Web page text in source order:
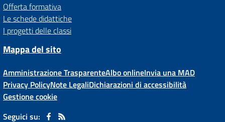
Offerta formativa
Le schede didattiche
I progetti delle classi
Mappa del sito
Amministrazione TrasparenteAlbo onlineInvia una MAD
Privacy PolicyNote LegaliDichiarazioni di accessibilità
Gestione cookie
Seguici su: